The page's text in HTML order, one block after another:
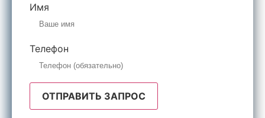
Имя
Телефон
ОТПРАВИТЬ ЗАПРОС